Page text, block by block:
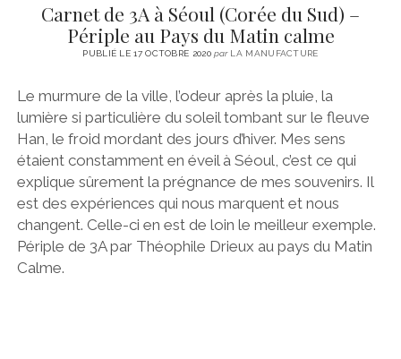
Carnet de 3A à Séoul (Corée du Sud) –
Périple au Pays du Matin calme
PUBLIÉ LE 17 OCTOBRE 2020parLA MANUFACTURE
Le murmure de la ville, l’odeur après la pluie, la
lumière si particulière du soleil tombant sur le fleuve
Han, le froid mordant des jours d’hiver. Mes sens
étaient constamment en éveil à Séoul, c’est ce qui
explique sûrement la prégnance de mes souvenirs. Il
est des expériences qui nous marquent et nous
changent. Celle-ci en est de loin le meilleur exemple.
Périple de 3A par Théophile Drieux au pays du Matin
Calme.